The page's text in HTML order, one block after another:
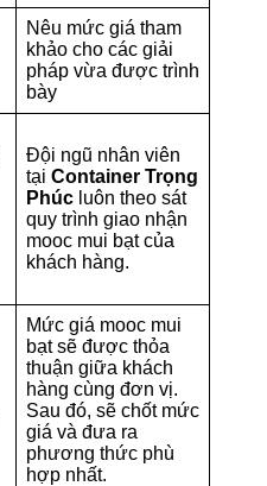
Nêu mức giá tham
khảo cho các giải
pháp vừa được trình
bày
Đội ngũ nhân viên
tại Container Trọng
Phúc luôn theo sát
quy trình giao nhận
mooc mui bạt của
khách hàng.
Mức giá mooc mui
bạt sẽ được thỏa
thuận giữa khách
hàng cùng đơn vị.
Sau đó, sẽ chốt mức
giá và đưa ra
phương thức phù
hợp nhất.